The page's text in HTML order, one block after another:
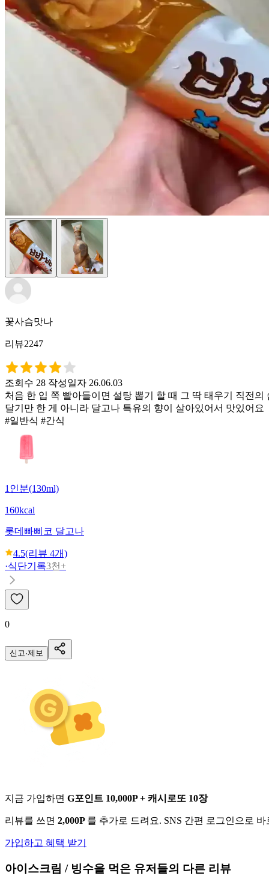
꽃사슴맛나
리뷰2247
조회수 28 작성일자 26.06.03
처음 한 입 쪽 빨아들이면 설탕 뽑기 할 때 그 딱 태우기 직전
달기만 한 게 아니라 달고나 특유의 향이 살아있어서 맛있어요
#일반식 #간식
1인분(130ml)
160kcal
롯데 빠삐코 달고나
4.5(리뷰 4개)
·식단기록3천+
0
신고·제보
지금 가입하면 G포인트 10,000P + 캐시로또 10장
리뷰를 쓰면 2,000P 를 추가로 드려요. SNS 간편 로그인으로
가입하고 혜택 받기
아이스크림 / 빙수을 먹은 유저들의 다른 리뷰